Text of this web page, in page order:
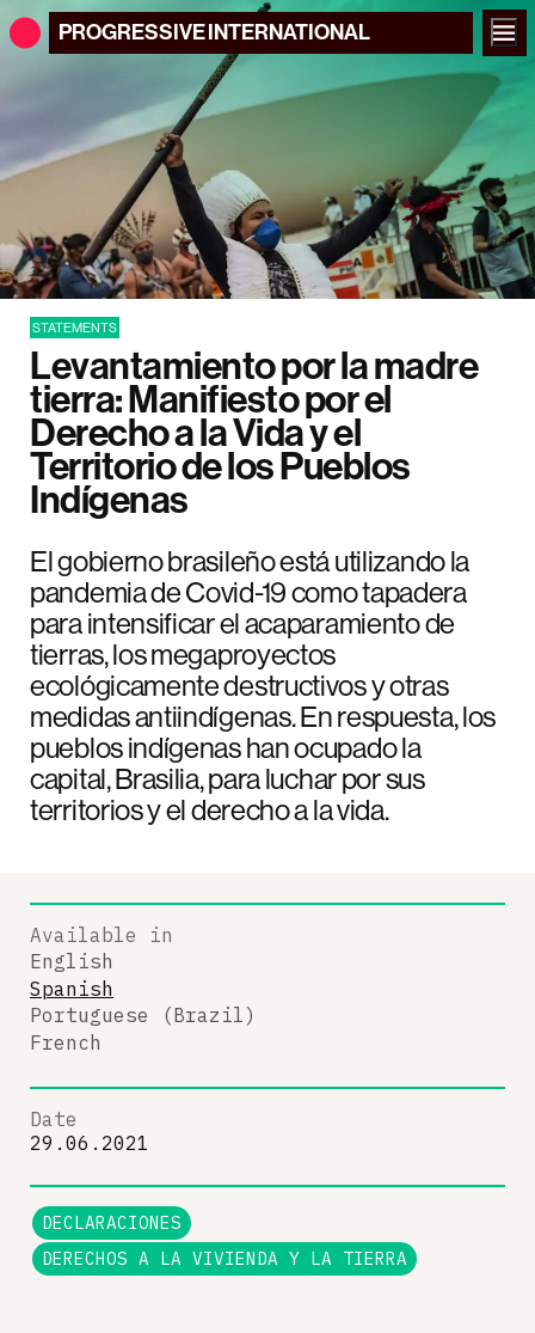
PROGRESSIVEINTERNATIONAL
STATEMENTS
Levantamiento por la madre
tierra: Manifiesto por el
Derecho a la Vida y el
Territorio de los Pueblos
Indígenas
El gobierno brasileño está utilizando la
pandemia de Covid-19 como tapadera
para intensificar el acaparamiento de
tierras, los megaproyectos
ecológicamente destructivos y otras
medidas antiindígenas. En respuesta, los
pueblos indígenas han ocupado la
capital, Brasilia, para luchar por sus
territorios y el derecho a la vida.
Available in
English
Spanish
Portuguese (Brazil)
French
Date
29.06.2021
DECLARACIONES
DERECHOS A LA VIVIENDA Y LA TIERRA